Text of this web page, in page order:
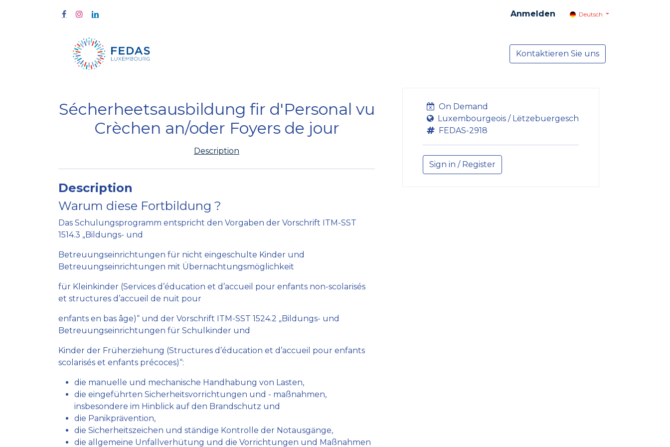
Anmelden Deutsch
NEWS
Kontaktieren Sie uns
Sécherheetsausbildung fir d'Personal vu
Crèchen an/oder Foyers de jour
Description
Description
Warum diese Fortbildung ?
Das Schulungsprogramm entspricht den Vorgaben der Vorschrift ITM-SST
1514.3 „Bildungs- und
Betreuungseinrichtungen für nicht eingeschulte Kinder und
Betreuungseinrichtungen mit Übernachtungsmöglichkeit
für Kleinkinder (Services d’éducation et d’accueil pour enfants non-scolarisés
et structures d’accueil de nuit pour
enfants en bas âge)“ und der Vorschrift ITM-SST 1524.2 „Bildungs- und
Betreuungseinrichtungen für Schulkinder und
Kinder der Früherziehung (Structures d’éducation et d’accueil pour enfants
scolarisés et enfants précoces)“:
die manuelle und mechanische Handhabung von Lasten,
die eingeführten Sicherheitsvorrichtungen und - maßnahmen,
insbesondere im Hinblick auf den Brandschutz und
die Panikprävention,
die Sicherheitszeichen und ständige Kontrolle der Notausgänge,
die allgemeine Unfallverhütung und die Vorrichtungen und Maßnahmen
On Demand
Luxembourgeois / Lëtzebuergesch
FEDAS-2918
Sign in / Register